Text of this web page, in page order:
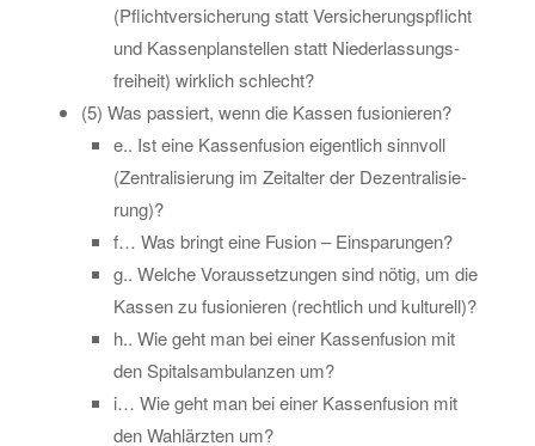
(Pflicht­ver­si­che­rung statt Ver­si­che­rungs­pflicht
und Kas­sen­plan­stel­len statt Nie­der­las­sungs-
frei­heit) wirk­lich schlecht?
(5) Was pas­siert, wenn die Kas­sen fu­sio­nie­ren?
e.. Ist eine Kas­sen­fu­si­on ei­gent­lich sinn­voll
(Zen­tra­li­sie­rung im Zeit­al­ter der De­zen­tra­li­sie­
rung)?
f… Was bringt eine Fu­si­on – Ein­spa­run­gen?
g.. Wel­che Vor­aus­set­zun­gen sind nötig, um die
Kas­sen zu fu­sio­nie­ren (recht­lich und kul­tu­rell)?
h.. Wie geht man bei einer Kas­sen­fu­si­on mit
den Spi­tals­am­bu­lan­zen um?
i… Wie geht man bei einer Kas­sen­fu­si­on mit
den Wahl­ärz­ten um?